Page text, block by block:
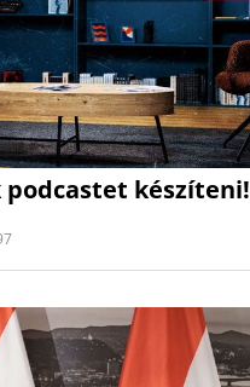
podcastet készíteni!